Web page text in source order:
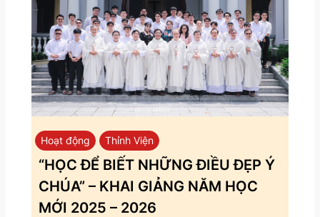
Hoạt động Thỉnh Viện
“HỌC ĐỂ BIẾT NHỮNG ĐIỀU ĐẸP Ý
CHÚA” – KHAI GIẢNG NĂM HỌC
MỚI 2025 – 2026